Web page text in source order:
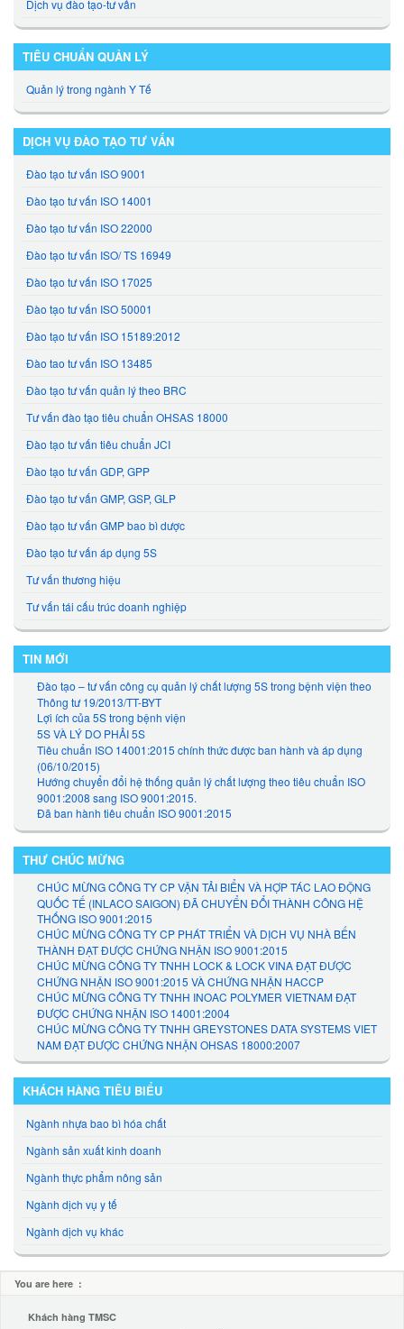
Dịch vụ đào tạo-tư vấn
TIÊU CHUẨN QUẢN LÝ
Quản lý trong ngành Y Tế
DỊCH VỤ ĐÀO TẠO TƯ VẤN
Đào tạo tư vấn ISO 9001
Đào tạo tư vấn ISO 14001
Đào tạo tư vấn ISO 22000
Đào tạo tư vấn ISO/ TS 16949
Đào tạo tư vấn ISO 17025
Đào tạo tư vấn ISO 50001
Đào tạo tư vấn ISO 15189:2012
Đào tao tư vấn ISO 13485
Đào tạo tư vấn quản lý theo BRC
Tư vấn đào tạo tiêu chuẩn OHSAS 18000
Đào tạo tư vấn tiêu chuẩn JCI
Đào tạo tư vấn GDP, GPP
Đào tạo tư vấn GMP, GSP, GLP
Đào tạo tư vấn GMP bao bì dược
Đào tạo tư vấn áp dụng 5S
Tư vấn thương hiệu
Tư vấn tái cấu trúc doanh nghiệp
TIN MỚI
Đào tạo – tư vấn công cụ quản lý chất lượng 5S trong bệnh viện theo
Thông tư 19/2013/TT-BYT
Lợi ích của 5S trong bệnh viện
5S VÀ LÝ DO PHẢI 5S
Tiêu chuẩn ISO 14001:2015 chính thức được ban hành và áp dụng
(06/10/2015)
Hướng chuyển đổi hệ thống quản lý chất lượng theo tiêu chuẩn ISO
9001:2008 sang ISO 9001:2015.
Đã ban hành tiêu chuẩn ISO 9001:2015
THƯ CHÚC MỪNG
CHÚC MỪNG CÔNG TY CP VẬN TẢI BIỂN VÀ HỢP TÁC LAO ĐỘNG
QUỐC TẾ (INLACO SAIGON) ĐÃ CHUYỂN ĐỔI THÀNH CÔNG HỆ
THỐNG ISO 9001:2015
CHÚC MỪNG CÔNG TY CP PHÁT TRIỂN VÀ DỊCH VỤ NHÀ BẾN
THÀNH ĐẠT ĐƯỢC CHỨNG NHẬN ISO 9001:2015
CHÚC MỪNG CÔNG TY TNHH LOCK & LOCK VINA ĐẠT ĐƯỢC
CHỨNG NHẬN ISO 9001:2015 VÀ CHỨNG NHẬN HACCP
CHÚC MỪNG CÔNG TY TNHH INOAC POLYMER VIETNAM ĐẠT
ĐƯỢC CHỨNG NHẬN ISO 14001:2004
CHÚC MỪNG CÔNG TY TNHH GREYSTONES DATA SYSTEMS VIET
NAM ĐẠT ĐƯỢC CHỨNG NHẬN OHSAS 18000:2007
KHÁCH HÀNG TIÊU BIỂU
Ngành nhựa bao bì hóa chất
Ngành sản xuất kinh doanh
Ngành thực phẩm nông sản
Ngành dịch vụ y tế
Ngành dịch vụ khác
You are here :
Khách hàng TMSC